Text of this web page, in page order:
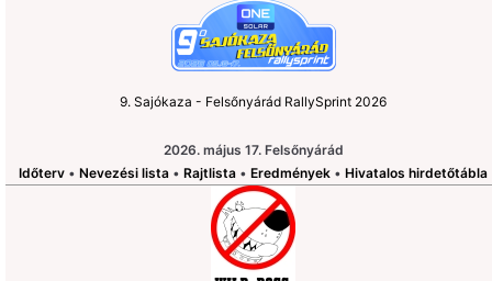
9. Sajókaza - Felsőnyárád RallySprint 2026
2026. május 17. Felsőnyárád
Időterv • Nevezési lista • Rajtlista • Eredmények • Hivatalos hirdetőtábla